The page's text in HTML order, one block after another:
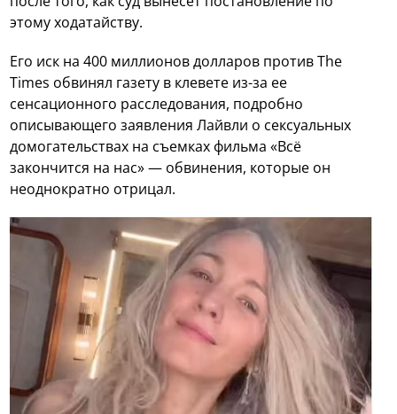
этому ходатайству.
Его иск на 400 миллионов долларов против The
Times обвинял газету в клевете из-за ее
сенсационного расследования, подробно
описывающего заявления Лайвли о сексуальных
домогательствах на съемках фильма «Всё
закончится на нас» — обвинения, которые он
неоднократно отрицал.